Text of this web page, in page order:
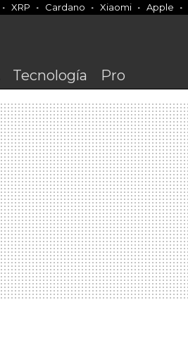
XRP Cardano Xiaomi Apple
Tecnología Pro